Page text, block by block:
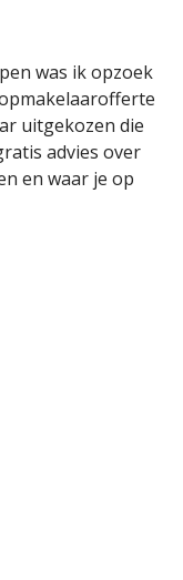
was ik opzoek
uitgekozen die
advies over
en waar je op